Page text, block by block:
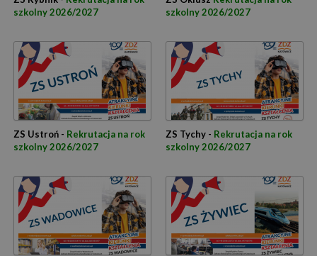
szkolny 2026/2027
szkolny 2026/2027
ZS Ustroń - Rekrutacja na rok
szkolny 2026/2027
ZS Tychy - Rekrutacja na rok
szkolny 2026/2027